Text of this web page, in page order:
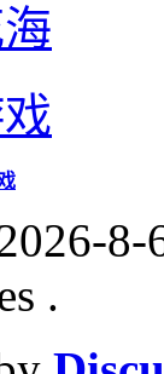
8-
.